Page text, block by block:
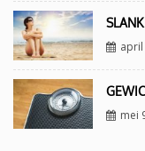
april
mei